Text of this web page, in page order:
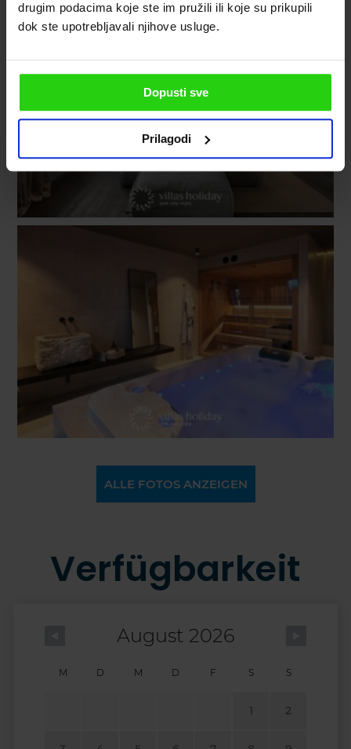
drugim podacima koje ste im pružili ili koje su prikupili
dok ste upotrebljavali njihove usluge.
Dopusti sve
Prilagodi
ALLE FOTOS ANZEIGEN
Verfügbarkeit
August 2026
M D M D F S S
1 2